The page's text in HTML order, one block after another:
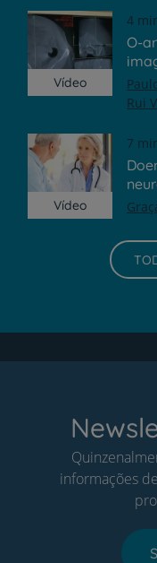
Vídeo
4
O-
Rui
Vídeo
7
informações